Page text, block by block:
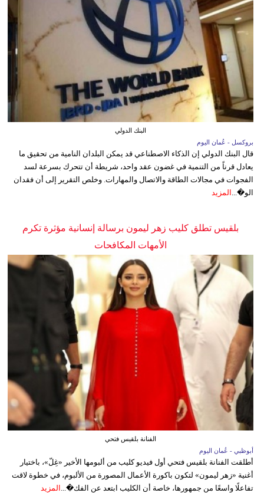
البنك الدولي
بروكسل - عُمان اليوم
قال البنك الدولي إن الذكاء الاصطناعي قد يمكن البلدان النامية من تحقيق ما
يعادل قرناً من التنمية في غضون عقد واحد، شريطة أن تتحرك بسرعة لسد
الفجوات في مجالات الطاقة والاتصال والمهارات. وخلص التقرير إلى أن فقدان
الو�...
المزيد
بلقيس تطلق كليب زهر ليمون برسالة إنسانية مؤثرة تكرم
الأمهات المكافحات
الفنانة بلقيس فتحي
أبوظبي - عُمان اليوم
أطلقت الفنانة بلقيس فتحي أول فيديو كليب من ألبومها الأخير «غِلّ»، باختيار
أغنية «زهر ليمون» لتكون باكورة الأعمال المصورة من الألبوم، في خطوة لاقت
تفاعلًا واسعًا من جمهورها، خاصة أن الكليب ابتعد عن الفك�... المزيد